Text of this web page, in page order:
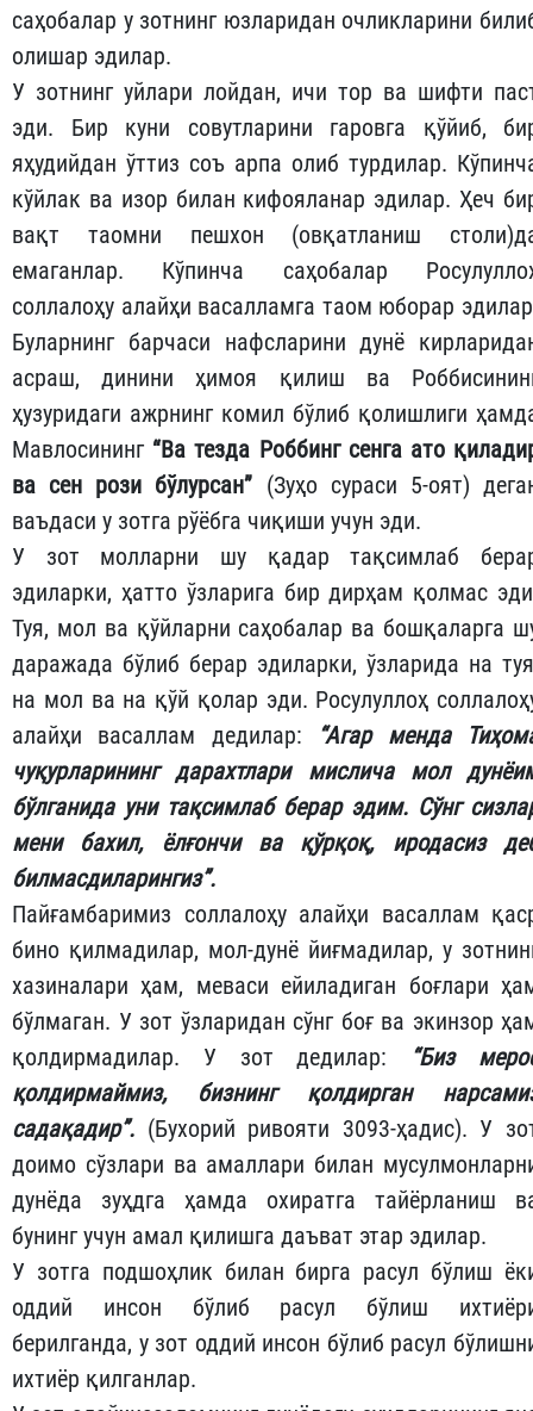
саҳобалар у зотнинг юзларидан очликларини
олишар эдилар.
У зотнинг уйлари лойдан, ичи тор ва шифти
эди. Бир куни совутларини гаровга қўйиб,
яҳудийдан ўттиз соъ арпа олиб турдилар.
кўйлак ва изор билан кифояланар эдилар. Ҳеч
вақт таомни пешхон (овқатланиш
емаганлар. Кўпинча саҳобалар
соллалоҳу алайҳи васалламга таом юборар
Буларнинг барчаси нафсларини дунё
асраш, динини ҳимоя қилиш ва
ҳузуридаги ажрнинг комил бўлиб қолишлиги
Мавлосининг “Ва тезда Роббинг сенга ато
ва сен рози бўлурсан” (Зуҳо сураси 5-оят)
ваъдаси у зотга рўёбга чиқиши учун эди.
У зот молларни шу қадар тақсимлаб
эдиларки, ҳатто ўзларига бир дирҳам қолмас
Туя, мол ва қўйларни саҳобалар ва бошқаларга
даражада бўлиб берар эдиларки, ўзларида на
на мол ва на қўй қолар эди. Росулуллоҳ
алайҳи васаллам дедилар:
“Агар менда
чуқурларининг дарахтлари мислича мол
бўлганида уни тақсимлаб берар эдим. Сўнг
мени бахил, ёлғончи ва қўрқоқ, иродасиз
билмасдиларингиз”.
Пайғамбаримиз соллалоҳу алайҳи васаллам
бино қилмадилар, мол-дунё йиғмадилар, у
хазиналари ҳам, меваси ейиладиган боғлари
бўлмаган. У зот ўзларидан сўнг боғ ва экинзор
қолдирмадилар. У зот дедилар:
“Биз
қолдирмаймиз, бизнинг қолдирган
садақадир”. (Бухорий ривояти 3093-ҳадис). У
доимо сўзлари ва амаллари билан
дунёда зуҳдга ҳамда охиратга тайёрланиш
бунинг учун амал қилишга даъват этар эдилар.
У зотга подшоҳлик билан бирга расул бўлиш
оддий инсон бўлиб расул бўлиш
берилганда, у зот оддий инсон бўлиб расул
ихтиёр қилганлар.